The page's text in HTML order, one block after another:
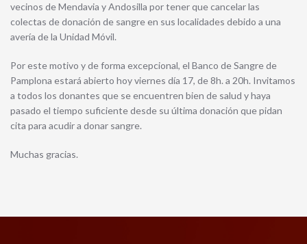
vecinos de Mendavia y Andosilla por tener que cancelar las
colectas de donación de sangre en sus localidades debido a una
avería de la Unidad Móvil.
Por este motivo y de forma excepcional, el Banco de Sangre de
Pamplona estará abierto hoy viernes día 17, de 8h. a 20h. Invitamos
a todos los donantes que se encuentren bien de salud y haya
pasado el tiempo suficiente desde su última donación que pidan
cita para acudir a donar sangre.
Muchas gracias.